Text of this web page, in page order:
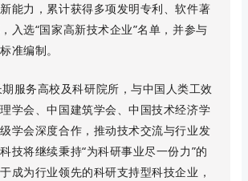
能力，累计获得多项发明专利、软件著
入选“国家高新技术企业”名单，并参与
准编制。
服务高校及科研院所，与中国人类工效
学会、中国建筑学会、中国技术经济学
学会深度合作，推动技术交流与行业发
技将继续秉持“为科研事业尽一份力”的
成为行业领先的科研支持型科技企业，